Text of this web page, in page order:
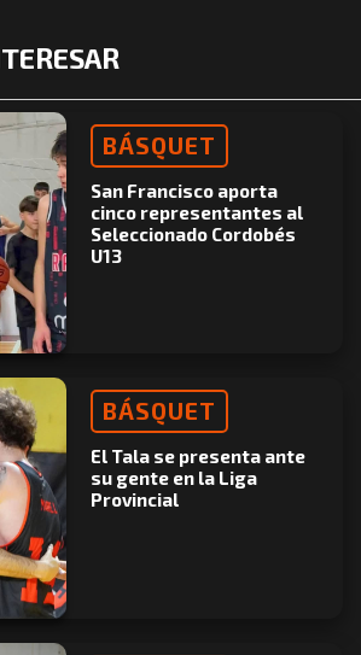
BÁSQUET
San Francisco aporta
cinco representantes al
Seleccionado Cordobés
U13
BÁSQUET
El Tala se presenta ante
su gente en la Liga
Provincial